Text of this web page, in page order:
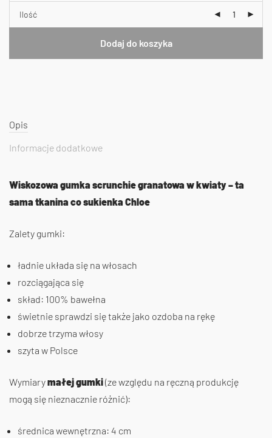
Ilość
Dodaj do koszyka
Opis
Informacje dodatkowe
Wiskozowa gumka scrunchie granatowa w kwiaty – ta
sama tkanina co sukienka Chloe
Zalety gumki:
ładnie układa się na włosach
rozciągająca się
skład: 100% bawełna
świetnie sprawdzi się także jako ozdoba na rękę
dobrze trzyma włosy
szyta w Polsce
Wymiarymałej gumki(ze względu na ręczną produkcję
mogą się nieznacznie różnić):
średnica wewnętrzna: 4 cm